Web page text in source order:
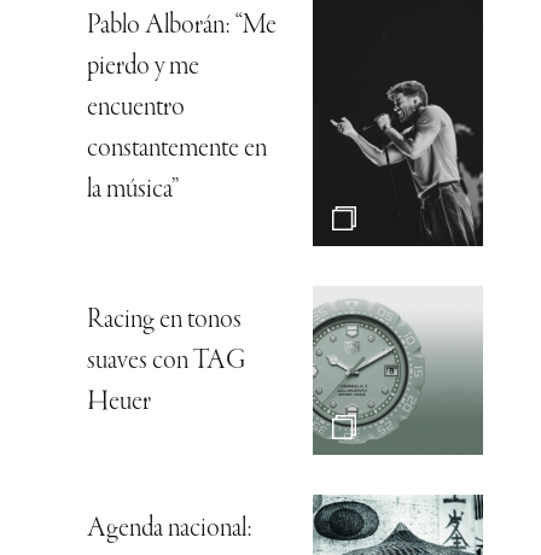
Pablo Alborán: “Me
pierdo y me
encuentro
constantemente en
la música”
Racing en tonos
suaves con TAG
Heuer
Agenda nacional: